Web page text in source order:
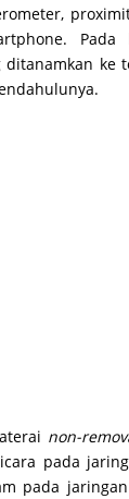
ditanamkan ke
non-
pada
pada